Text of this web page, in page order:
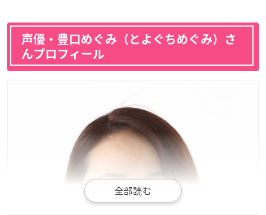
声優・豊口めぐみ（とよぐちめぐみ）さ
んプロフィール